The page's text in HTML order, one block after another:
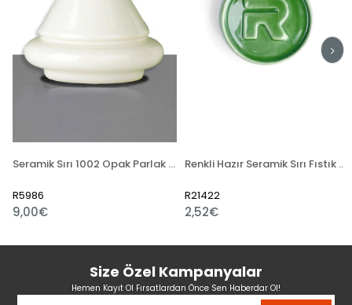
Seramik Sırı 1002 Opak Parlak Toz
R5986
9,00€
Renkli Hazır Seramik Sırı Fıstık Yeşili 521-5
R21422
2,52€
Size Özel Kampanyalar
Hemen Kayıt Ol Fırsatlardan Önce Sen Haberdar Ol!